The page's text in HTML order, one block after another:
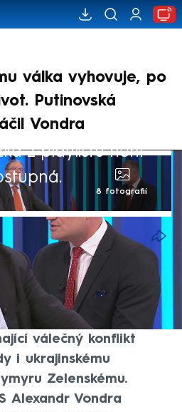
válka vyhovuje, po
Putinovská
Vondra
z playlistu není
8 fotografií
(nestr. za
Partie Terezie
Prima NEWS prohlásil,
válečný konflikt
i ukrajinskému
Zelenskému.
Alexandr Vondra